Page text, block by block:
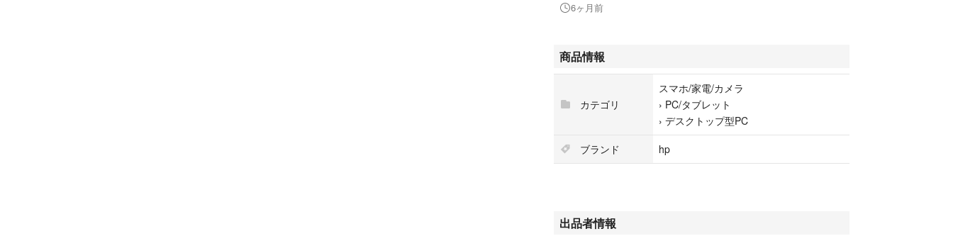
中古SSD 2.5インチ128GB
DVD-ROM
CPU内蔵(Intel(R) HD Graphics 630)
アナログVGA（D-Sub15ピン）
有線LAN
6ヶ月前
商品情報
カテゴリ
スマホ/家電/カメラ
› PC/タブレット
› デスクトップ型PC
ブランド
hp
出品者情報